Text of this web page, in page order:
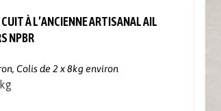
À L’ANCIENNE ARTISANAL AIL
NPBR
Colis de 2 x 8kg environ